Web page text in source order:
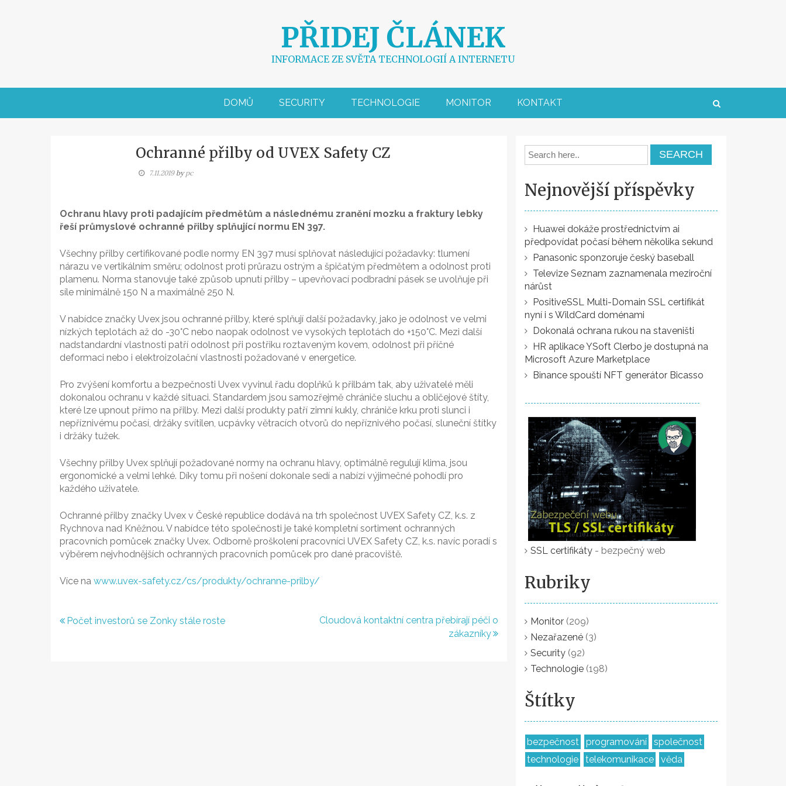
PŘIDEJ ČLÁNEK
INFORMACE ZE SVĚTA TECHNOLOGIÍ A INTERNETU
DOMŮ SECURITY TECHNOLOGIE MONITOR KONTAKT
Ochranné přilby od UVEX Safety CZ
7.11.2019bypc
Ochranu hlavy proti padajícím předmětům a následnému zranění mozku a fraktury lebky
řeší průmyslové ochranné přilby splňující normu EN 397.
Všechny přilby certifikované podle normy EN 397 musí splňovat následující požadavky: tlumení
nárazu ve vertikálním směru; odolnost proti průrazu ostrým a špičatým předmětem a odolnost proti
plamenu. Norma stanovuje také způsob upnutí přilby – upevňovací podbradní pásek se uvolňuje při
síle minimálně 150 N a maximálně 250 N.
V nabídce značky Uvex jsou ochranné přilby, které splňují další požadavky, jako je odolnost ve velmi
nízkých teplotách až do -30°C nebo naopak odolnost ve vysokých teplotách do +150°C. Mezi další
nadstandardní vlastnosti patří odolnost při postřiku roztaveným kovem, odolnost při příčné
deformaci nebo i elektroizolační vlastnosti požadované v energetice.
Pro zvýšení komfortu a bezpečnosti Uvex vyvinul řadu doplňků k přilbám tak, aby uživatelé měli
dokonalou ochranu v každé situaci. Standardem jsou samozřejmě chrániče sluchu a obličejové štíty,
které lze upnout přímo na přilby. Mezi další produkty patří zimní kukly, chrániče krku proti slunci i
nepříznivému počasí, držáky svítilen, ucpávky větracích otvorů do nepříznivého počasí, sluneční štítky
i držáky tužek.
Všechny přilby Uvex splňují požadované normy na ochranu hlavy, optimálně regulují klima, jsou
ergonomické a velmi lehké. Díky tomu při nošení dokonale sedí a nabízí výjimečné pohodlí pro
každého uživatele.
Ochranné přilby značky Uvex v České republice dodává na trh společnost UVEX Safety CZ, k.s. z
Rychnova nad Kněžnou. V nabídce této společnosti je také kompletní sortiment ochranných
pracovních pomůcek značky Uvex. Odborně proškolení pracovníci UVEX Safety CZ, k.s. navíc poradí s
výběrem nejvhodnějších ochranných pracovních pomůcek pro dané pracoviště.
Více na www.uvex-safety.cz/cs/produkty/ochranne-prilby/
Navigace
Počet investorů se Zonky stále roste
Cloudová kontaktní centra přebírají péči o
zákazníky
Nejnovější příspěvky
Huawei dokáže prostřednictvím ai
předpovídat počasí během několika sekund
Panasonic sponzoruje český baseball
Televize Seznam zaznamenala meziroční
nárůst
PositiveSSL Multi-Domain SSL certifikát
nyní i s WildCard doménami
Dokonalá ochrana rukou na staveništi
HR aplikace YSoft Clerbo je dostupná na
Microsoft Azure Marketplace
Binance spouští NFT generátor Bicasso
SSL certifikáty - bezpečný web
Rubriky
Monitor (209)
Nezařazené (3)
Security (92)
Technologie (198)
Štítky
bezpečnost programování
společnost
technologie
telekomunikace věda